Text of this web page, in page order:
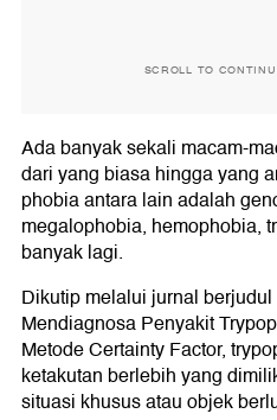
SCROLL TO
Ada banyak sekali macam-
dari yang biasa hingga yang
phobia antara lain adalah
megalophobia, hemophobia,
banyak lagi.
Dikutip melalui jurnal
Mendiagnosa Penyakit
Metode Certainty Factor,
ketakutan berlebih yang
situasi khusus atau objek